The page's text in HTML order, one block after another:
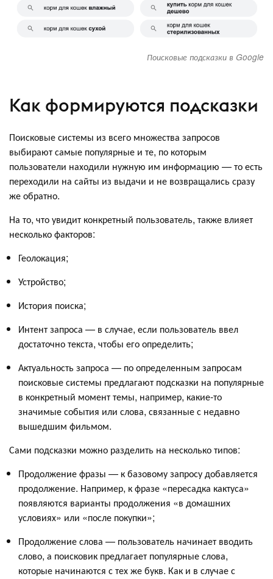
Поисковые подсказки в Google
Как формируются подсказки
Поисковые системы из всего множества запросов
выбирают самые популярные и те, по которым
пользователи находили нужную им информацию — то есть
переходили на сайты из выдачи и не возвращались сразу
же обратно.
На то, что увидит конкретный пользователь, также влияет
несколько факторов:
Геолокация;
Устройство;
История поиска;
Интент запроса — в случае, если пользователь ввел
достаточно текста, чтобы его определить;
Актуальность запроса — по определенным запросам
поисковые системы предлагают подсказки на популярные
в конкретный момент темы, например, какие-то
значимые события или слова, связанные с недавно
вышедшим фильмом.
Сами подсказки можно разделить на несколько типов:
Продолжение фразы — к базовому запросу добавляется
продолжение. Например, к фразе «пересадка кактуса»
появляются варианты продолжения «в домашних
условиях» или «после покупки»;
Продолжение слова — пользователь начинает вводить
слово, а поисковик предлагает популярные слова,
которые начинаются с тех же букв. Как и в случае с